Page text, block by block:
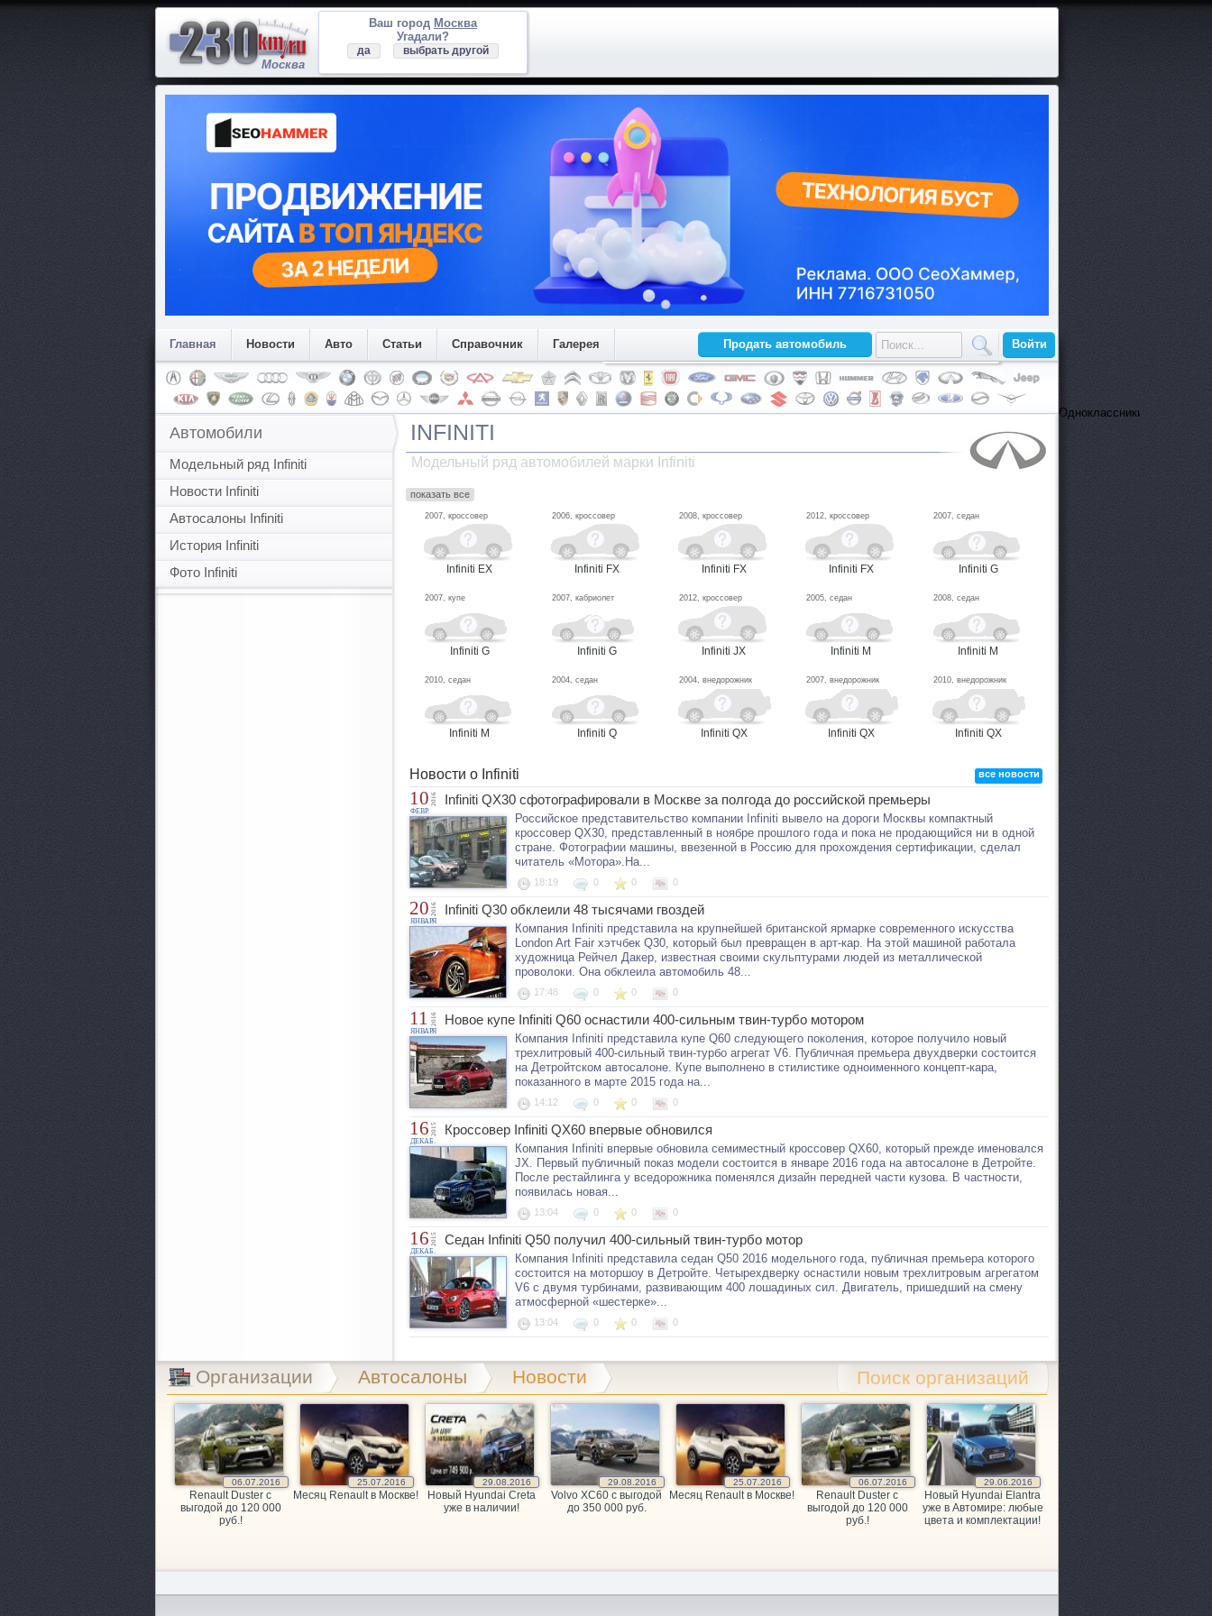
Москва
Ваш город Москва
Угадали?
да выбрать другой
Продать автомобиль Войти
Главная Новости Авто Статьи Справочник Галерея
Автомобили
Модельный ряд Infiniti
Новости Infiniti
Автосалоны Infiniti
История Infiniti
Фото Infiniti
INFINITI
Модельный ряд автомобилей марки Infiniti
показать все
2007, кроссовер
Infiniti EX
2006, кроссовер
Infiniti FX
2008, кроссовер
Infiniti FX
2012, кроссовер
Infiniti FX
2007, седан
Infiniti G
2007, купе
Infiniti G
2007, кабриолет
Infiniti G
2012, кроссовер
Infiniti JX
2005, седан
Infiniti M
2008, седан
Infiniti M
2010, седан
Infiniti M
2004, седан
Infiniti Q
2004, внедорожник
Infiniti QX
2007, внедорожник
Infiniti QX
2010, внедорожник
Infiniti QX
все новости
Новости о Infiniti
10
ФЕВР.
2016 Infiniti QX30 сфотографировали в Москве за полгода до российской премьеры
Российское представительство компании Infiniti вывело на дороги Москвы компактный
кроссовер QX30, представленный в ноябре прошлого года и пока не продающийся ни в одной
стране. Фотографии машины, ввезенной в Россию для прохождения сертификации, сделал
читатель «Мотора».На...
18:19 0 0 0
20
ЯНВАРЯ
2016 Infiniti Q30 обклеили 48 тысячами гвоздей
Компания Infiniti представила на крупнейшей британской ярмарке современного искусства
London Art Fair хэтчбек Q30, который был превращен в арт-кар. На этой машиной работала
художница Рейчел Дакер, известная своими скульптурами людей из металлической
проволоки. Она обклеила автомобиль 48...
17:48 0 0 0
11
ЯНВАРЯ
2016 Новое купе Infiniti Q60 оснастили 400-сильным твин-турбо мотором
Компания Infiniti представила купе Q60 следующего поколения, которое получило новый
трехлитровый 400-сильный твин-турбо агрегат V6. Публичная премьера двухдверки состоится
на Детройтском автосалоне. Купе выполнено в стилистике одноименного концепт-кара,
показанного в марте 2015 года на...
14:12 0 0 0
16
ДЕКАБ.
2015 Кроссовер Infiniti QX60 впервые обновился
Компания Infiniti впервые обновила семиместный кроссовер QX60, который прежде именовался
JX. Первый публичный показ модели состоится в январе 2016 года на автосалоне в Детройте.
После рестайлинга у вседорожника поменялся дизайн передней части кузова. В частности,
появилась новая...
13:04 0 0 0
16
ДЕКАБ.
2015 Седан Infiniti Q50 получил 400-сильный твин-турбо мотор
Компания Infiniti представила седан Q50 2016 модельного года, публичная премьера которого
состоится на моторшоу в Детройте. Четырехдверку оснастили новым трехлитровым агрегатом
V6 с двумя турбинами, развивающим 400 лошадиных сил. Двигатель, пришедший на смену
атмосферной «шестерке»...
13:04 0 0 0
Поиск организаций
Организации Автосалоны Новости
06.07.2016
Renault Duster с
выгодой до 120 000
руб.!
25.07.2016
Месяц Renault в Москве!
29.08.2016
Новый Hyundai Creta
уже в наличии!
29.08.2016
Volvo XC60 c выгодой
до 350 000 руб.
25.07.2016
Месяц Renault в Москве!
06.07.2016
Renault Duster с
выгодой до 120 000
руб.!
29.06.2016
Новый Hyundai Elantra
уже в Автомире: любые
цвета и комплектации!